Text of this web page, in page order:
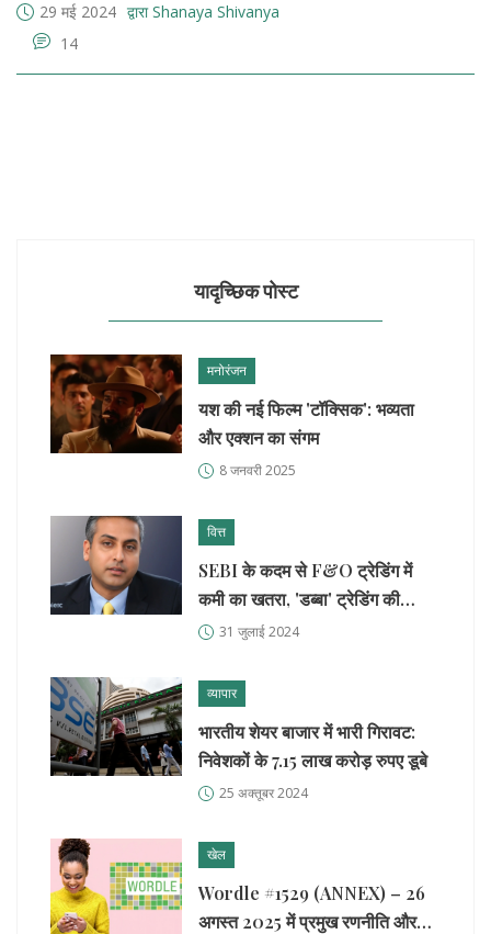
29 मई 2024 द्वारा Shanaya Shivanya
14
यादृच्छिक पोस्ट
मनोरंजन
यश की नई फिल्म 'टॉक्सिक': भव्यता
और एक्शन का संगम
8 जनवरी 2025
वित्त
SEBI के कदम से F&O ट्रेडिंग में
कमी का खतरा, 'डब्बा' ट्रेडिंग की
वापसी की संभावना: अजय बग्गा
31 जुलाई 2024
व्यापार
भारतीय शेयर बाजार में भारी गिरावट:
निवेशकों के 7.15 लाख करोड़ रुपए डूबे
25 अक्तूबर 2024
खेल
Wordle #1529 (ANNEX) – 26
अगस्त 2025 में प्रमुख रणनीति और